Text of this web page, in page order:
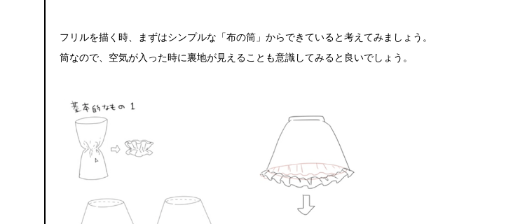
フリルを描く時、まずはシンプルな「布の筒」からできていると考えてみましょう。
筒なので、空気が入った時に裏地が見えることも意識してみると良いでしょう。